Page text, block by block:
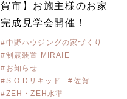
賀市】お施主様のお家
完成見学会開催！
#中野ハウジングの家づくり
#制震装置 MIRAIE
#お知らせ
#S.O.Dリキッド
#佐賀
#ZEH・ZEH水準